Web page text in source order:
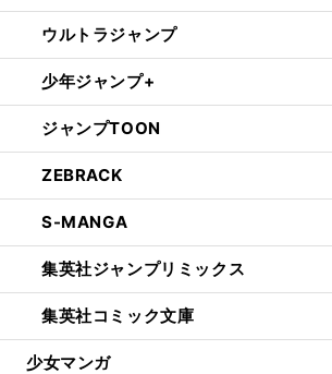
ウルトラジャンプ
少年ジャンプ+
ジャンプTOON
ZEBRACK
S-MANGA
集英社ジャンプリミックス
集英社コミック文庫
少女マンガ